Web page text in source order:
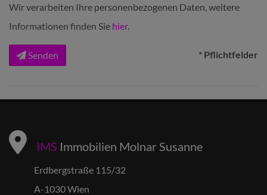
Wir verarbeiten Ihre personenbezogenen Daten, weitere
Informationen finden Sie hier.
Senden * Pflichtfelder
IMS Immobilien Molnar Susanne
Erdbergstraße 115/32
A-1030 Wien